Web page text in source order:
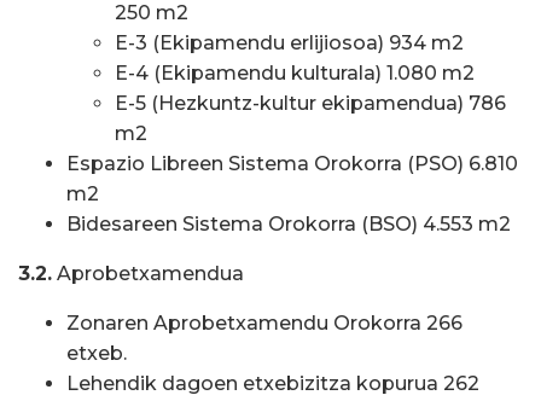
250 m2
E-3 (Ekipamendu erlijiosoa) 934 m2
E-4 (Ekipamendu kulturala) 1.080 m2
E-5 (Hezkuntz-kultur ekipamendua) 786
m2
Espazio Libreen Sistema Orokorra (PSO) 6.810
m2
Bidesareen Sistema Orokorra (BSO) 4.553 m2
3.2. Aprobetxamendua
Zonaren Aprobetxamendu Orokorra 266
etxeb.
Lehendik dagoen etxebizitza kopurua 262